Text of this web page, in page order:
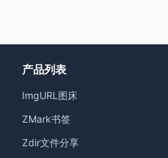
产品列表
ImgURL图床
ZMark书签
Zdir文件分享